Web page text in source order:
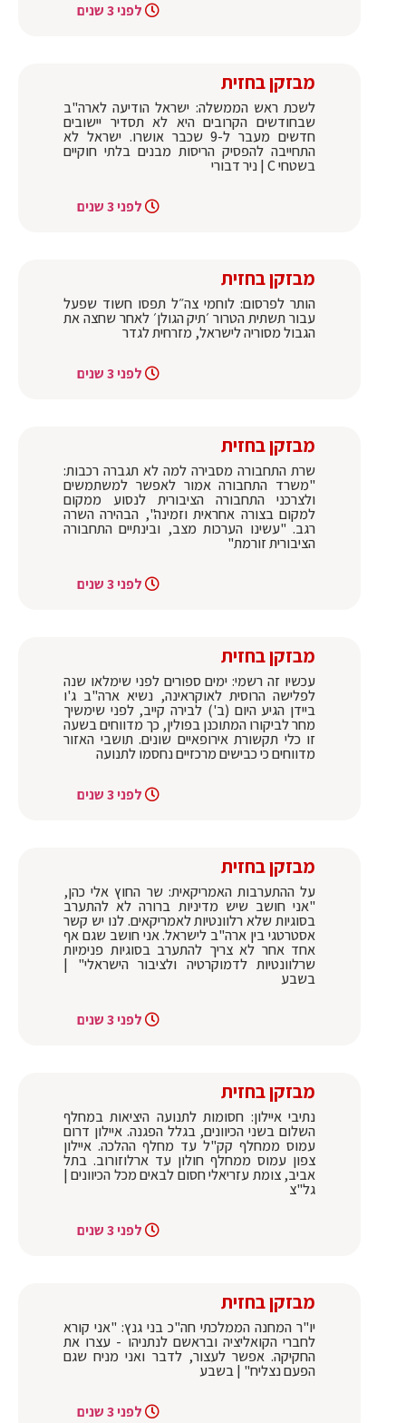
לפני 3 שנים
מבזקן בחזית
לשכת ראש הממשלה: ישראל הודיעה לארה"ב
שבחודשים הקרובים היא לא תסדיר יישובים
חדשים מעבר ל-9 שכבר אושרו. ישראל לא
התחייבה להפסיק הריסות מבנים בלתי חוקיים
בשטחי C | ניר דבורי
לפני 3 שנים
מבזקן בחזית
הותר לפרסום: לוחמי צה״ל תפסו חשוד שפעל
עבור תשתית הטרור ׳תיק הגולן׳ לאחר שחצה את
הגבול מסוריה לישראל, מזרחית לגדר
לפני 3 שנים
מבזקן בחזית
שרת התחבורה מסבירה למה לא תגברה רכבות:
"משרד התחבורה אמור לאפשר למשתמשים
ולצרכני התחבורה הציבורית לנסוע ממקום
למקום בצורה אחראית וזמינה", הבהירה השרה
רגב. "עשינו הערכות מצב, ובינתיים התחבורה
הציבורית זורמת"
לפני 3 שנים
מבזקן בחזית
עכשיו זה רשמי: ימים ספורים לפני שימלאו שנה
לפלישה הרוסית לאוקראינה, נשיא ארה"ב ג'ו
ביידן הגיע היום (ב') לבירה קייב, לפני שימשיך
מחר לביקורו המתוכנן בפולין, כך מדווחים בשעה
זו כלי תקשורת אירופאיים שונים. תושבי האזור
מדווחים כי כבישים מרכזיים נחסמו לתנועה
לפני 3 שנים
מבזקן בחזית
על ההתערבות האמריקאית: שר החוץ אלי כהן,
"אני חושב שיש מדיניות ברורה לא להתערב
בסוגיות שלא רלוונטיות לאמריקאים. לנו יש קשר
אסטרטגי בין ארה"ב לישראל. אני חושב שגם אף
אחד אחר לא צריך להתערב בסוגיות פנימיות
שרלוונטיות לדמוקרטיה ולציבור הישראלי" |
בשבע
לפני 3 שנים
מבזקן בחזית
נתיבי איילון: חסומות לתנועה היציאות במחלף
השלום בשני הכיוונים, בגלל הפגנה. איילון דרום
עמוס ממחלף קק"ל עד מחלף ההלכה. איילון
צפון עמוס ממחלף חולון עד ארלוזורוב. בתל
אביב, צומת עזריאלי חסום לבאים מכל הכיוונים |
גל"צ
לפני 3 שנים
מבזקן בחזית
יו"ר המחנה הממלכתי חה"כ בני גנץ: "אני קורא
לחברי הקואליציה ובראשם לנתניהו - עצרו את
החקיקה. אפשר לעצור, לדבר ואני מניח שגם
הפעם נצליח" | בשבע
לפני 3 שנים